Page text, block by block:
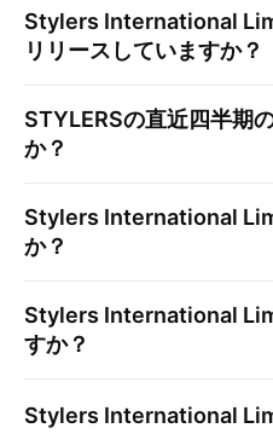
Stylers International
リリースしていますか？
STYLERSの直近四半期
か？
Stylers International
か？
Stylers International
すか？
Stylers International